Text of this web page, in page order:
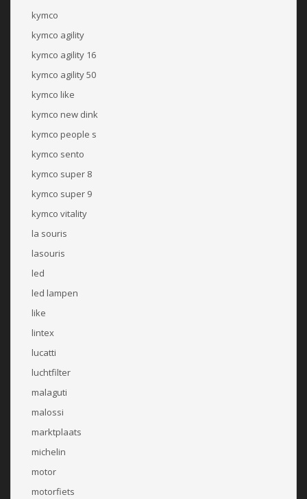
kymco
kymco agility
kymco agility 16
kymco agility 50
kymco like
kymco new dink
kymco people s
kymco sento
kymco super 8
kymco super 9
kymco vitality
la souris
lasouris
led
led lampen
like
lintex
lucatti
luchtfilter
malaguti
malossi
marktplaats
michelin
motor
motorfiets